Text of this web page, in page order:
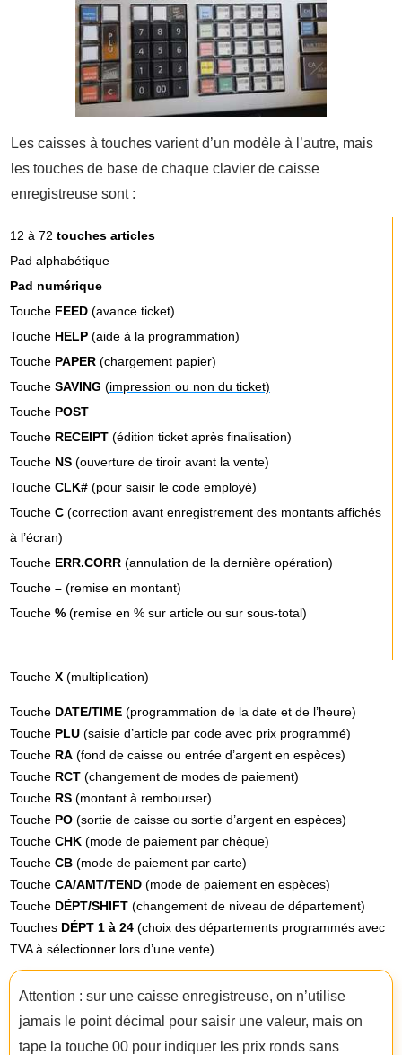
Les caisses à touches varient d’un modèle à l’autre, mais
les touches de base de chaque clavier de caisse
enregistreuse sont :
12 à 72 touches articles
Pad alphabétique
Pad numérique
Touche FEED (avance ticket)
Touche HELP (aide à la programmation)
Touche PAPER (chargement papier)
Touche SAVING (impression ou non du ticket)
Touche POST
Touche RECEIPT (édition ticket après finalisation)
Touche NS (ouverture de tiroir avant la vente)
Touche CLK# (pour saisir le code employé)
Touche C (correction avant enregistrement des montants affichés
à l’écran)
Touche ERR.CORR (annulation de la dernière opération)
Touche – (remise en montant)
Touche % (remise en % sur article ou sur sous-total)
Touche X (multiplication)
Touche DATE/TIME (programmation de la date et de l’heure)
Touche PLU (saisie d’article par code avec prix programmé)
Touche RA (fond de caisse ou entrée d’argent en espèces)
Touche RCT (changement de modes de paiement)
Touche RS (montant à rembourser)
Touche PO (sortie de caisse ou sortie d’argent en espèces)
Touche CHK (mode de paiement par chèque)
Touche CB (mode de paiement par carte)
Touche CA/AMT/TEND (mode de paiement en espèces)
Touche DÉPT/SHIFT (changement de niveau de département)
Touches DÉPT 1 à 24 (choix des départements programmés avec
TVA à sélectionner lors d’une vente)
Attention : sur une caisse enregistreuse, on n’utilise
jamais le point décimal pour saisir une valeur, mais on
tape la touche 00 pour indiquer les prix ronds sans